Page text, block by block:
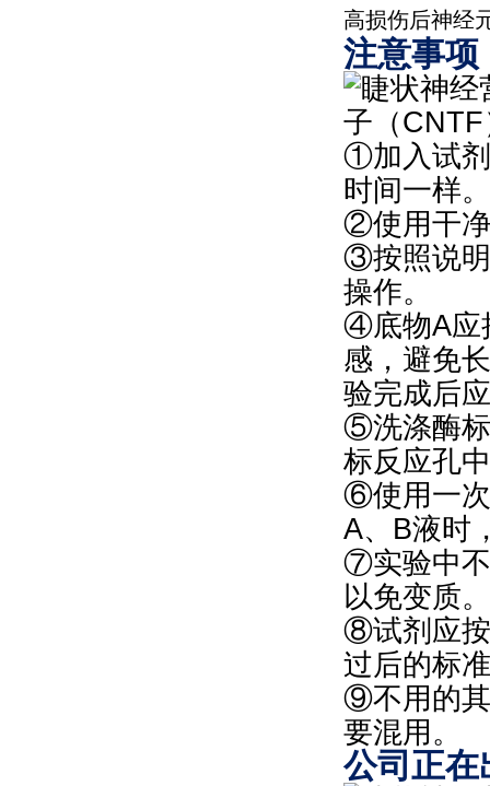
高损伤后神经
注意事项
①加入试剂
时间一样。
②使用干
③按照说明
操作。
④底物A应
感，避免
验完成后
⑤洗涤酶标
标反应孔
⑥使用一次
A、B液时
⑦实验中不
以免变质。
⑧试剂应按
过后的标
⑨不用的其
要混用。
公司正在